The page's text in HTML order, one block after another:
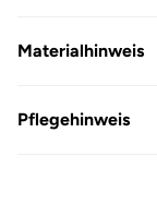
Materialhinweis
Pflegehinweis